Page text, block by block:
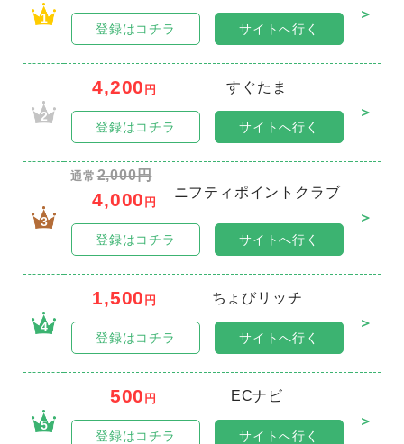
1
＞
登録はコチラ サイトへ行く
2
4,200 円
すぐたま
＞
登録はコチラ サイトへ行く
3
通常 2,000円
4,000 円
ニフティポイントクラブ
＞
登録はコチラ サイトへ行く
4
1,500 円
ちょびリッチ
＞
登録はコチラ サイトへ行く
5
500 円
ECナビ
＞
登録はコチラ サイトへ行く